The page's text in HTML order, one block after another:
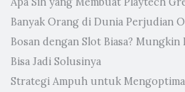
Banyak Orang di Dunia Perjudian
Bosan dengan Slot Biasa?
Bisa Jadi Solusinya
Strategi Ampuh untuk